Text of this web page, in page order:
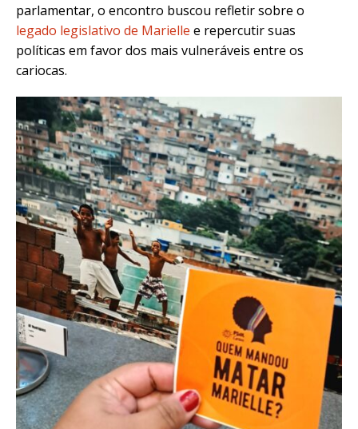
parlamentar, o encontro buscou refletir sobre o
legado legislativo de Marielle e repercutir suas
políticas em favor dos mais vulneráveis entre os
cariocas.